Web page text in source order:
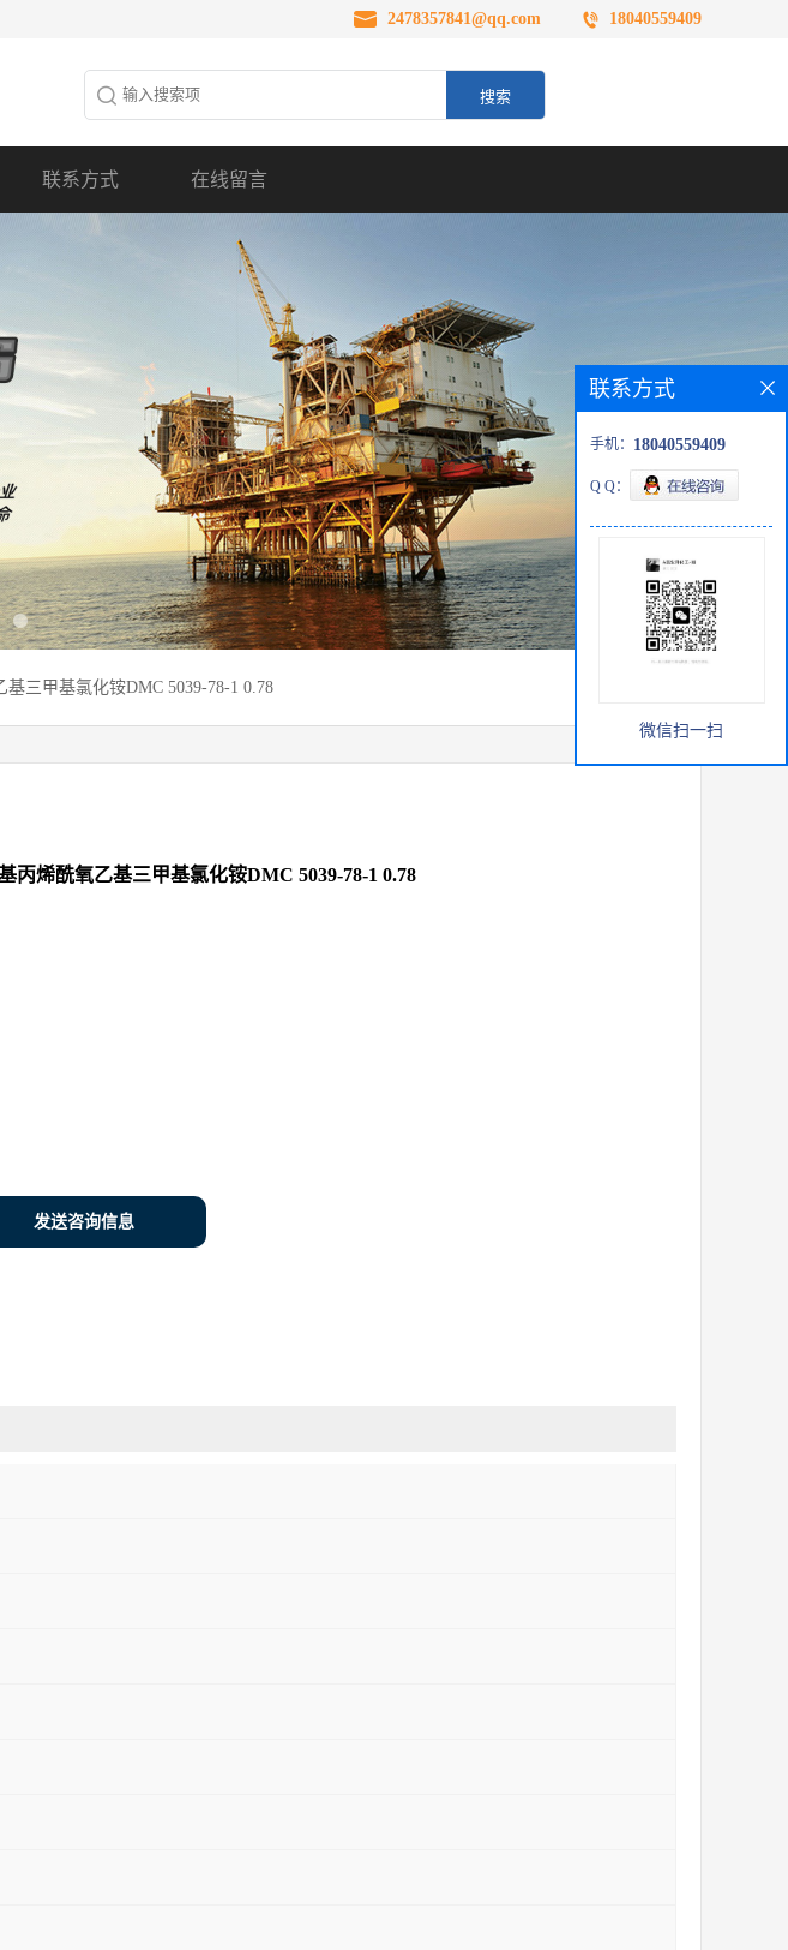
2478357841@qq.com 18040559409
联系方式 在线留言
三甲基氯化铵DMC 5039-78-1 0.78
丙烯酰氧乙基三甲基氯化铵DMC 5039-78-1 0.78
发送咨询信息
联系方式
手机： 18040559409
Q Q：
微信扫一扫